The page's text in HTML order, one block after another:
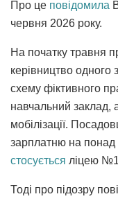
Про це повідомила
червня 2026 року.
На початку травня
керівництво одного
схему фіктивного
навчальний заклад,
мобілізації.
зарплатню на понад
стосується ліцею
Тоді про підозру